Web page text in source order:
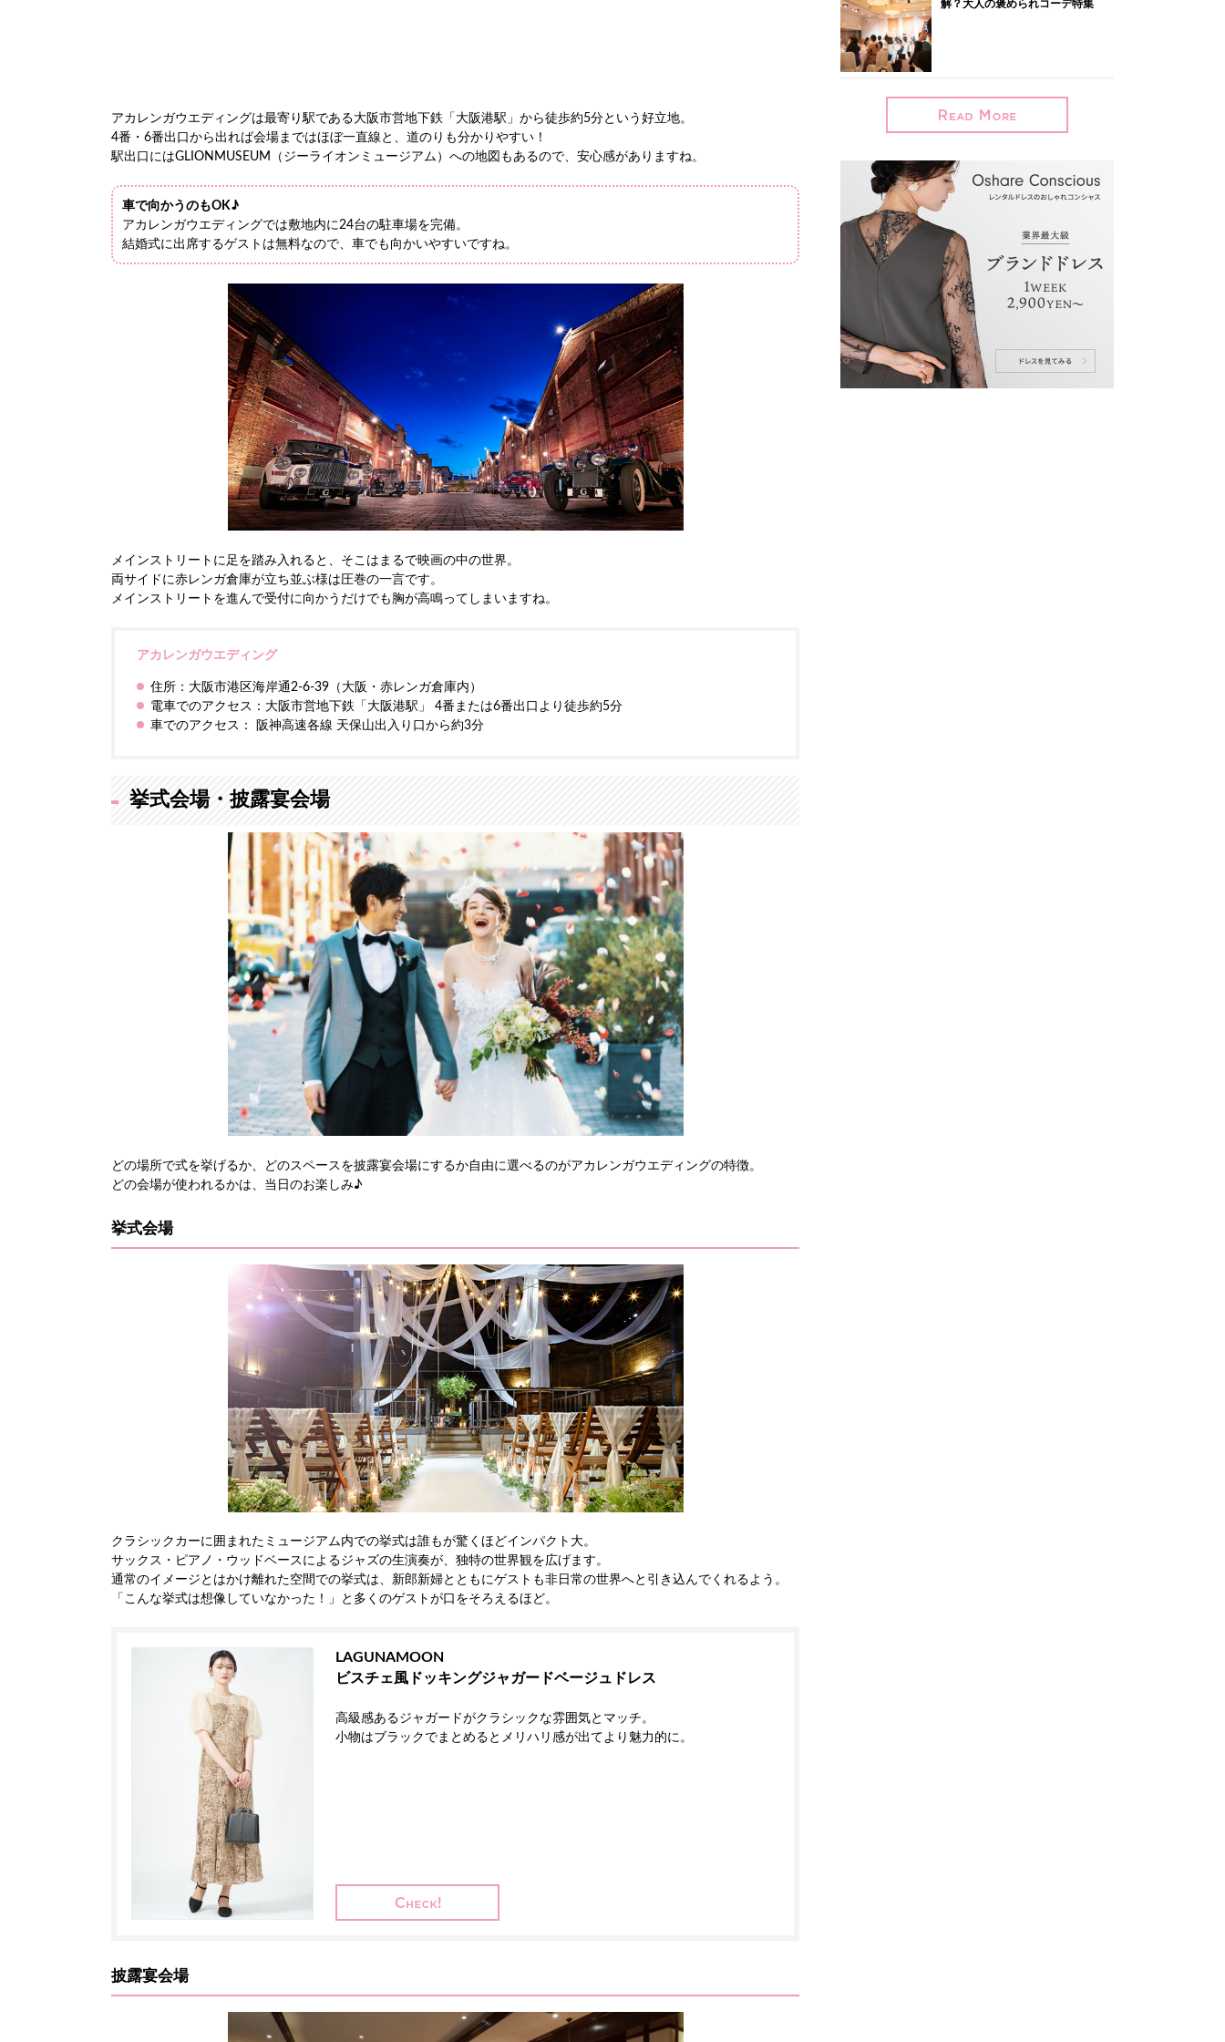
アカレンガウエディングは最寄り駅である大阪市営地下鉄「大阪港駅」から徒歩約5分という好立地。
4番・6番出口から出れば会場まではほぼ一直線と、道のりも分かりやすい！
駅出口にはGLIONMUSEUM（ジーライオンミュージアム）への地図もあるので、安心感がありますね。
車で向かうのもOK♪
アカレンガウエディングでは敷地内に24台の駐車場を完備。
結婚式に出席するゲストは無料なので、車でも向かいやすいですね。
メインストリートに足を踏み入れると、そこはまるで映画の中の世界。
両サイドに赤レンガ倉庫が立ち並ぶ様は圧巻の一言です。
メインストリートを進んで受付に向かうだけでも胸が高鳴ってしまいますね。
アカレンガウエディング
住所：大阪市港区海岸通2-6-39（大阪・赤レンガ倉庫内）
電車でのアクセス：大阪市営地下鉄「大阪港駅」 4番または6番出口より徒歩約5分
車でのアクセス： 阪神高速各線 天保山出入り口から約3分
挙式会場・披露宴会場
どの場所で式を挙げるか、どのスペースを披露宴会場にするか自由に選べるのがアカレンガウエディングの特徴。
どの会場が使われるかは、当日のお楽しみ♪
挙式会場
クラシックカーに囲まれたミュージアム内での挙式は誰もが驚くほどインパクト大。
サックス・ピアノ・ウッドベースによるジャズの生演奏が、独特の世界観を広げます。
通常のイメージとはかけ離れた空間での挙式は、新郎新婦とともにゲストも非日常の世界へと引き込んでくれるよう。
「こんな挙式は想像していなかった！」と多くのゲストが口をそろえるほど。
LAGUNAMOON
ビスチェ風ドッキングジャガードベージュドレス
高級感あるジャガードがクラシックな雰囲気とマッチ。
小物はブラックでまとめるとメリハリ感が出てより魅力的に。
披露宴会場
解？大人の褒められコーデ特集